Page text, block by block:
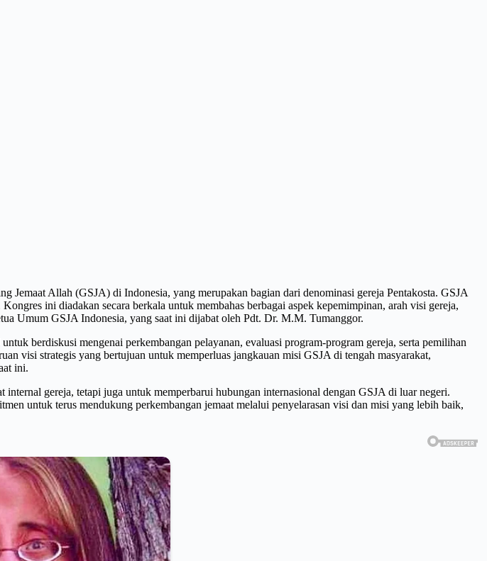
Allah (GSJA) di Indonesia, yang merupakan bagian dari denominasi gereja Pentakosta. GSJA
ini diadakan secara berkala untuk membahas berbagai aspek kepemimpinan, arah visi gereja,
Umum GSJA Indonesia, yang saat ini dijabat oleh Pdt. Dr. M.M. Tumanggor.
berdiskusi mengenai perkembangan pelayanan, evaluasi program-program gereja, serta pemilihan
visi strategis yang bertujuan untuk memperluas jangkauan misi GSJA di tengah masyarakat,
ini.
gereja, tetapi juga untuk memperbarui hubungan internasional dengan GSJA di luar negeri.
untuk terus mendukung perkembangan jemaat melalui penyelarasan visi dan misi yang lebih baik,